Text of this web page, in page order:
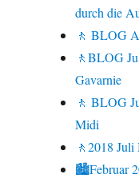
durch die
🚶 BLOG
🚶BLOG
Gavarnie
🚶 BLOG
Midi
🚶2018
🏙Februar